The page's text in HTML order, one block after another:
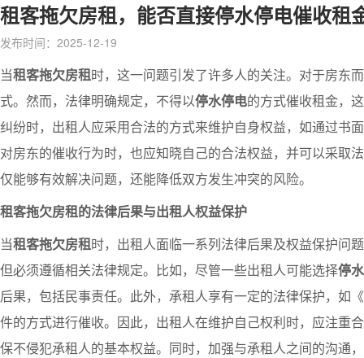
租客拖欠房租，能否直接停水停电催收租
发布时间：2025-12-19
当租客拖欠房租时，这一问题引发了许多人的关注。对于房东
式。然而，法律明确规定，不得以停水停电的方式催收租金，
纠纷时，出租人应采用合法的方式来维护自身权益，如通过书
对房东的催收行为时，也应知晓自己的合法权益，并可以采取
仅能够有效解决问题，还能降低双方发生冲突的风险。
租客拖欠房租的法律后果与出租人权益保护
当租客拖欠房租时，出租人面临一系列法律后果及权益保护问
但必须遵循相关法律规定。比如，尽管一些出租人可能选择停
后果，包括民事责任。此外，承租人享有一定的法律保护，如
件的方式进行催收。因此，出租人在维护自己权利时，应注重
保不侵犯承租人的基本权益。同时，加强与承租人之间的沟通